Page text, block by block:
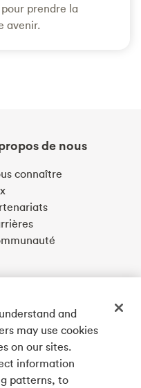
prendre la
avenir.
de nous
connaître
and
may use cookies
on our sites.
information
patterns, to